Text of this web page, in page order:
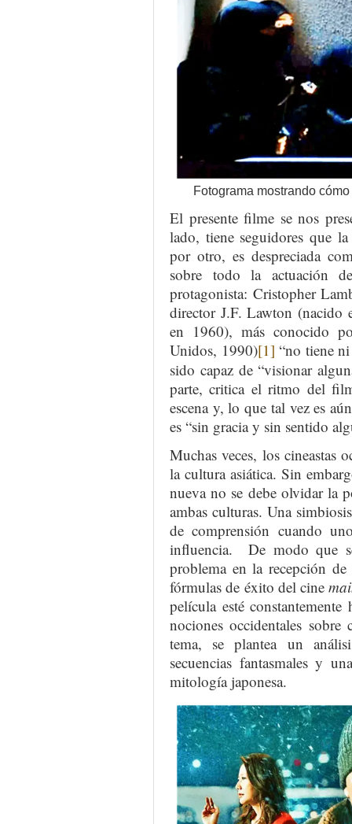
Fotograma mostrando
El presente filme se nos
lado, tiene seguidores que
por otro, es despreciada
sobre todo la actuación
protagonista: Cristopher
director J.F. Lawton (nacido
en 1960), más conocido
Unidos, 1990)[1] “no tiene
sido capaz de “visionar
parte, critica el ritmo del
escena y, lo que tal vez es
es “sin gracia y sin sentido
Muchas veces, los cineastas
la cultura asiática. Sin
nueva no se debe olvidar la
ambas culturas. Una
de comprensión cuando
influencia. De modo que
problema en la recepción
fórmulas de éxito del cine
película esté
nociones occidentales
tema, se plantea un
secuencias fantasmales y
mitología japonesa.